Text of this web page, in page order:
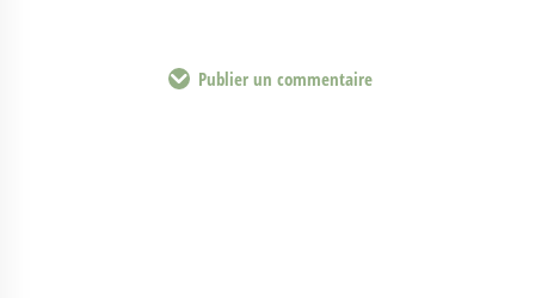
Publier un commentaire